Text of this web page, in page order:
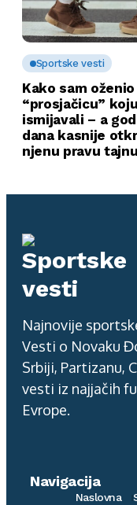
Sportske vesti
Kako sam oženio
“prosjačicu”
ismijavali – a
dana kasnije
njenu pravu tajnu
Najnovije
Vesti o Novaku
Srbiji, Partizanu,
vesti iz najjačih
Evrope.
Navigacija
Naslovna